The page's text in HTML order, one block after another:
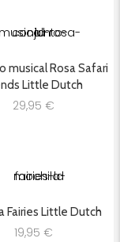
musical Rosa Safari
Little Dutch
29,95 €
Fairies Little Dutch
19,95 €